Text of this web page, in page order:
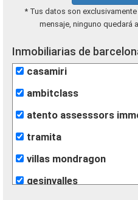
* Tus datos son
mensaje, ninguno quedará
Inmobiliarias de
casamiri
ambitclass
atento assesssors
tramita
villas mondragon
gesinvalles